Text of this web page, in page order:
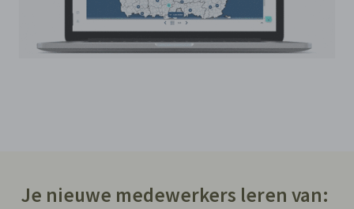
Je nieuwe medewerkers leren van: